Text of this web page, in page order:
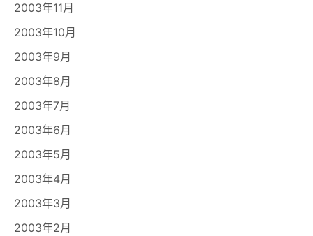
2003年11月
2003年10月
2003年9月
2003年8月
2003年7月
2003年6月
2003年5月
2003年4月
2003年3月
2003年2月